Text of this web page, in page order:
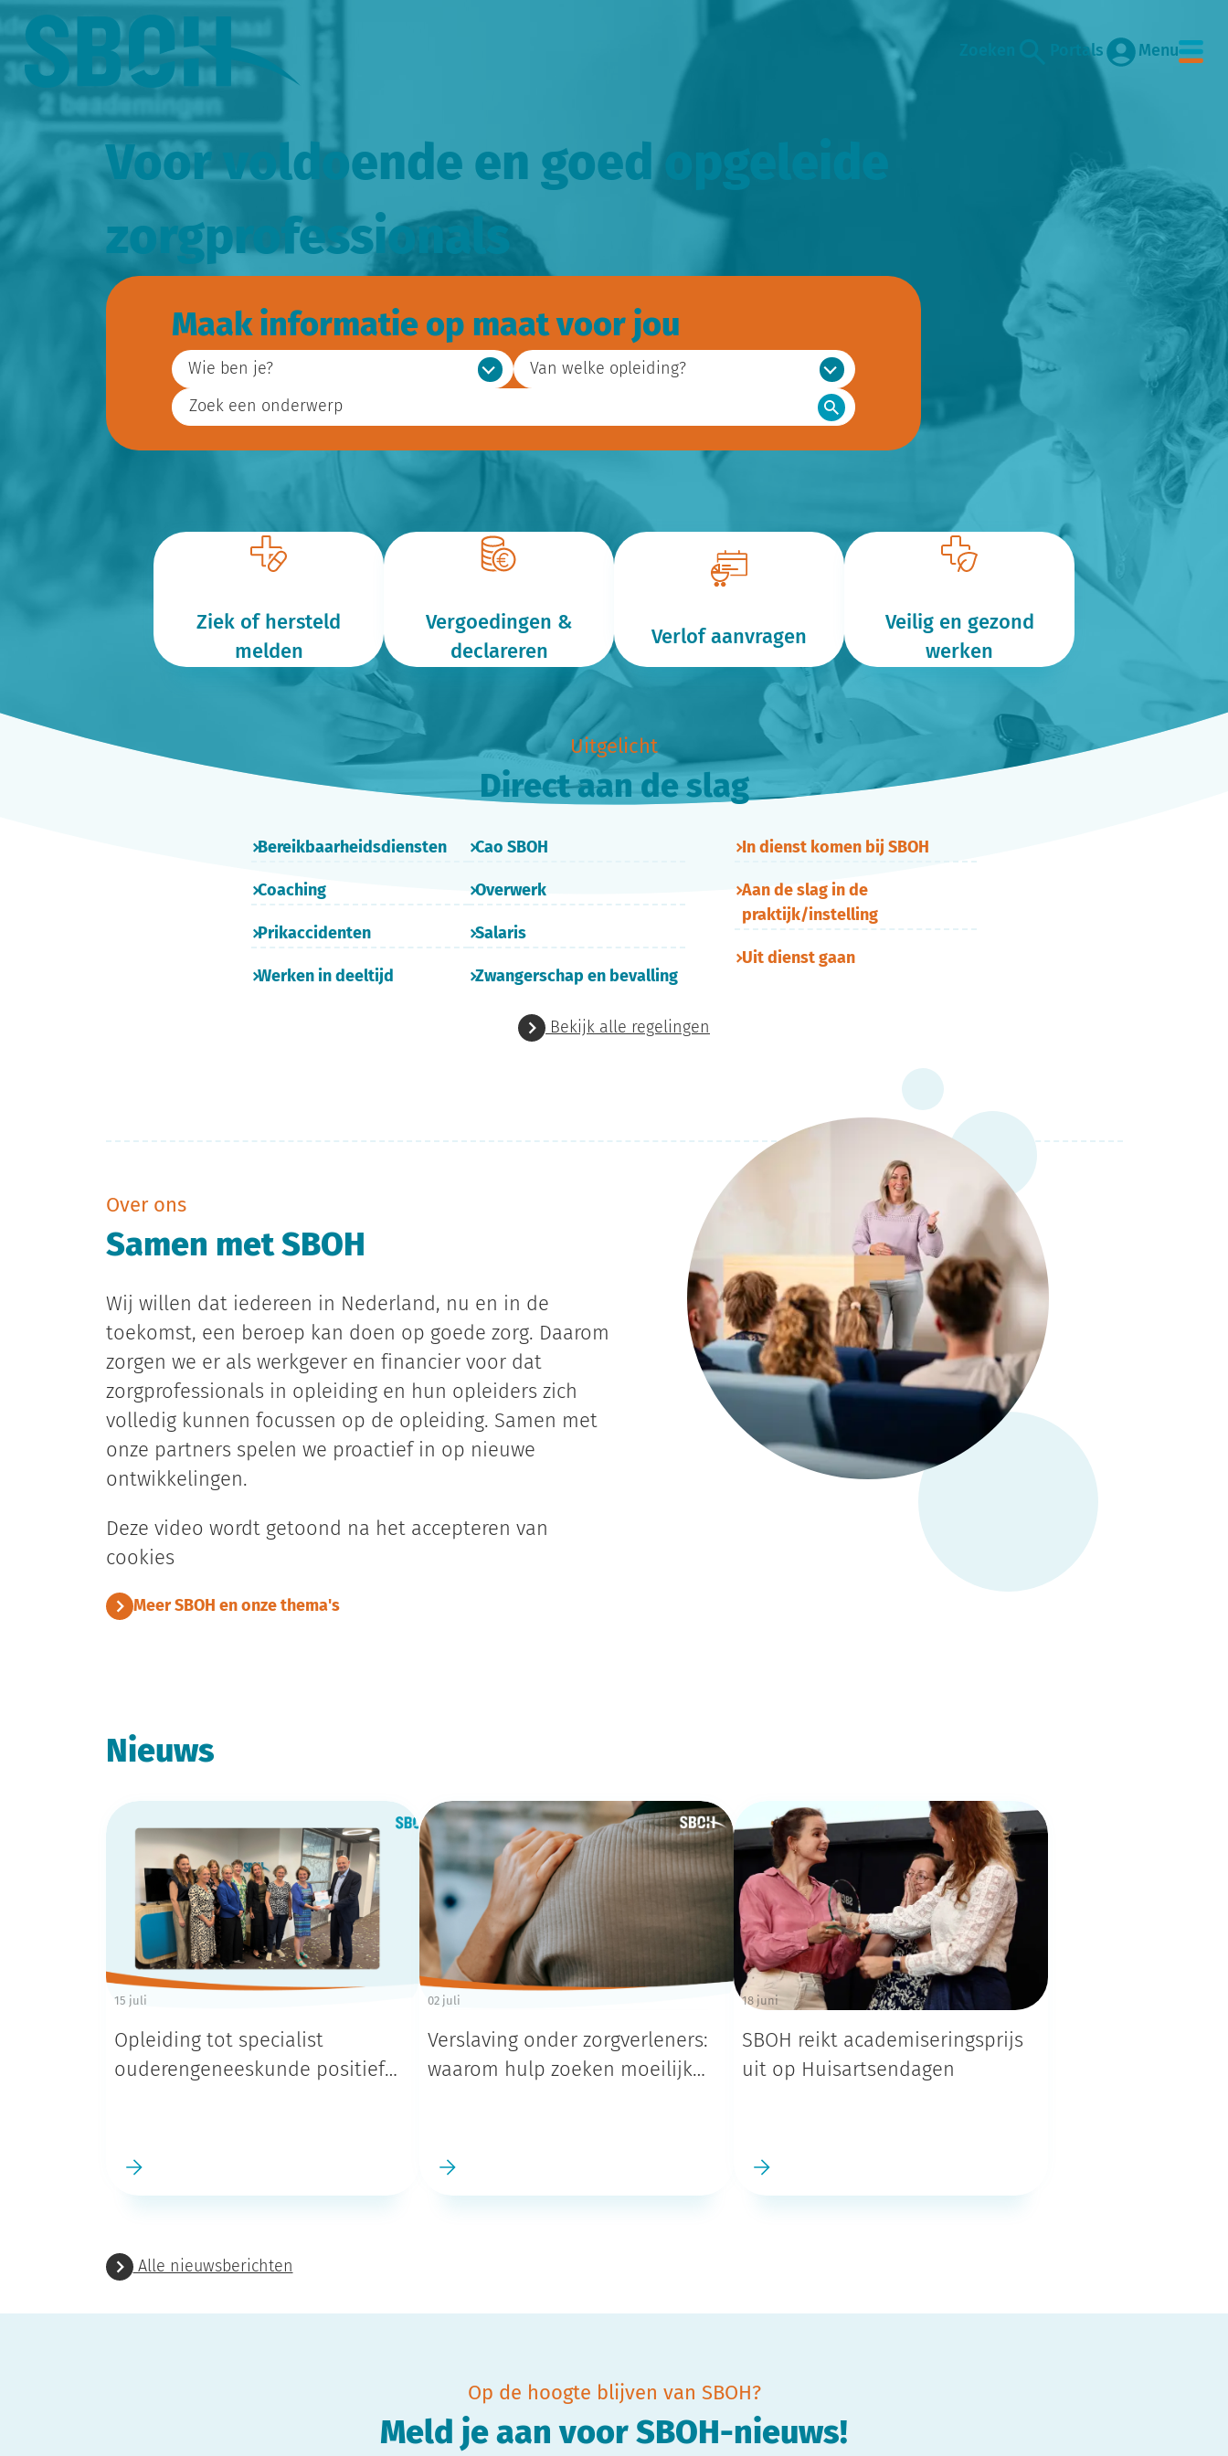
Portals Menu
Voor voldoende en goed opgeleide
zorgprofessionals
Maak informatie op maat voor jou
Wie ben je? Van welke opleiding?
Ziek of hersteld
melden
Vergoedingen &
declareren
Verlof aanvragen
Veilig en gezond
werken
Uitgelicht
Direct aan de slag
Bereikbaarheidsdiensten Cao SBOH
Coaching Overwerk
Prikaccidenten Salaris
Werken in deeltijd Zwangerschap en bevalling
In dienst komen bij SBOH
Aan de slag in de
praktijk/instelling
Uit dienst gaan
Bekijk alle regelingen
Over ons
Samen met SBOH
Wij willen dat iedereen in Nederland, nu en in de
toekomst, een beroep kan doen op goede zorg. Daarom
zorgen we er als werkgever en financier voor dat
zorgprofessionals in opleiding en hun opleiders zich
volledig kunnen focussen op de opleiding. Samen met
onze partners spelen we proactief in op nieuwe
ontwikkelingen.
Deze video wordt getoond na het accepteren van
cookies
Meer SBOH en onze thema's
Nieuws
15 juli
Opleiding tot specialist
ouderengeneeskunde positief
02 juli
Verslaving onder zorgverleners:
waarom hulp zoeken moeilijk
18 juni
SBOH reikt academiseringsprijs
uit op Huisartsendagen
Alle nieuwsberichten
Op de hoogte blijven van SBOH?
Meld je aan voor SBOH-nieuws!